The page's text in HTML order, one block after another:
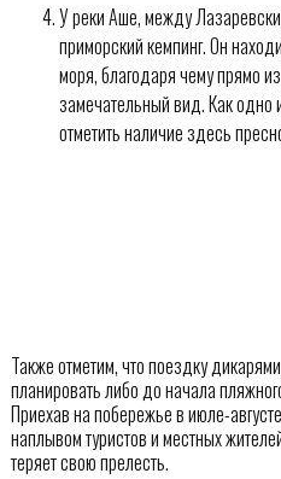
У реки Аше, между
приморский кемпинг. Он
моря, благодаря чему прямо
замечательный вид. Как одно
отметить наличие здесь
Также отметим, что поездку
планировать либо до начала
Приехав на побережье в июле-
наплывом туристов и местных
теряет свою прелесть.